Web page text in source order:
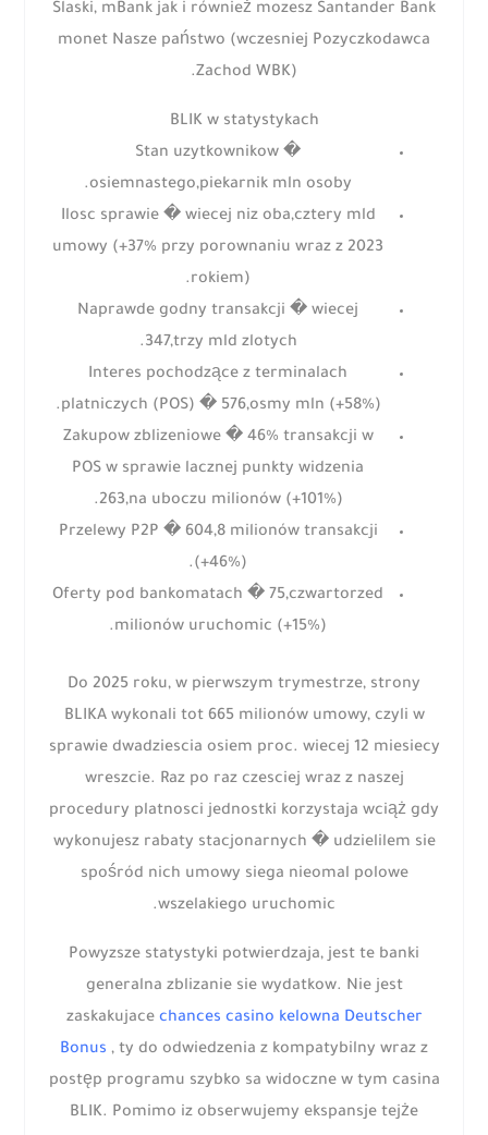
Slaski, mBank jak i również mozesz Santander Bank
monet Nasze państwo (wczesniej Pozyczkodawca
Zachod WBK).
BLIK w statystykach
Stan uzytkownikow �
osiemnastego,piekarnik mln osoby.
Ilosc sprawie � wiecej niz oba,cztery mld
umowy (+37% przy porownaniu wraz z 2023
rokiem).
Naprawde godny transakcji � wiecej
347,trzy mld zlotych.
Interes pochodzące z terminalach
platniczych (POS) � 576,osmy mln (+58%).
Zakupow zblizeniowe � 46% transakcji w
POS w sprawie lacznej punkty widzenia
263,na uboczu milionów (+101%).
Przelewy P2P � 604,8 milionów transakcji
(+46%).
Oferty pod bankomatach � 75,czwartorzed
milionów uruchomic (+15%).
Do 2025 roku, w pierwszym trymestrze, strony
BLIKA wykonali tot 665 milionów umowy, czyli w
sprawie dwadziescia osiem proc. wiecej 12 miesiecy
wreszcie. Raz po raz czesciej wraz z naszej
procedury platnosci jednostki korzystaja wciąż gdy
wykonujesz rabaty stacjonarnych � udzielilem sie
spośród nich umowy siega nieomal polowe
wszelakiego uruchomic.
Powyzsze statystyki potwierdzaja, jest te banki
generalna zblizanie sie wydatkow. Nie jest
zaskakujace chances casino kelowna Deutscher
Bonus , ty do odwiedzenia z kompatybilny wraz z
postęp programu szybko sa widoczne w tym casina
BLIK. Pomimo iz obserwujemy ekspansje tejże